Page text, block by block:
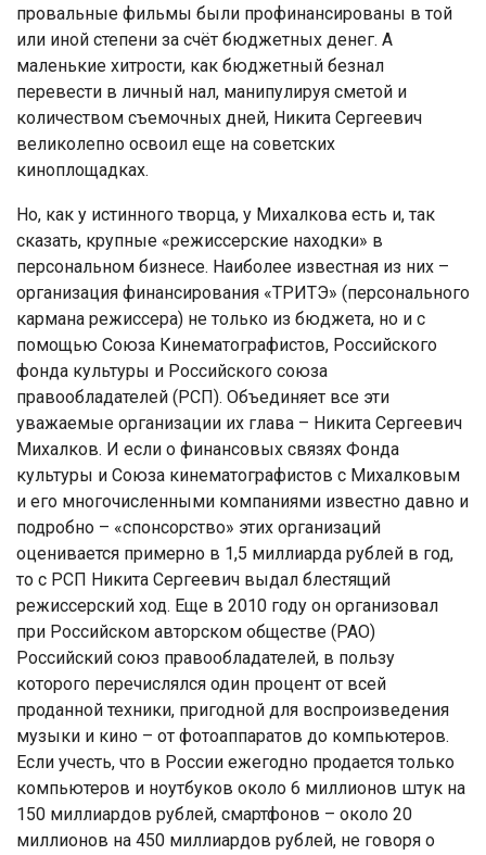
провальные фильмы были профинансированы в той
или иной степени за счёт бюджетных денег. А
маленькие хитрости, как бюджетный безнал
перевести в личный нал, манипулируя сметой и
количеством съемочных дней, Никита Сергеевич
великолепно освоил еще на советских
киноплощадках.
Но, как у истинного творца, у Михалкова есть и, так
сказать, крупные «режиссерские находки» в
персональном бизнесе. Наиболее известная из них –
организация финансирования «ТРИТЭ» (персонального
кармана режиссера) не только из бюджета, но и с
помощью Союза Кинематографистов, Российского
фонда культуры и Российского союза
правообладателей (РСП). Объединяет все эти
уважаемые организации их глава – Никита Сергеевич
Михалков. И если о финансовых связях Фонда
культуры и Союза кинематографистов с Михалковым
и его многочисленными компаниями известно давно и
подробно – «спонсорство» этих организаций
оценивается примерно в 1,5 миллиарда рублей в год,
то с РСП Никита Сергеевич выдал блестящий
режиссерский ход. Еще в 2010 году он организовал
при Российском авторском обществе (РАО)
Российский союз правообладателей, в пользу
которого перечислялся один процент от всей
проданной техники, пригодной для воспроизведения
музыки и кино – от фотоаппаратов до компьютеров.
Если учесть, что в России ежегодно продается только
компьютеров и ноутбуков около 6 миллионов штук на
150 миллиардов рублей, смартфонов – около 20
миллионов на 450 миллиардов рублей, не говоря о